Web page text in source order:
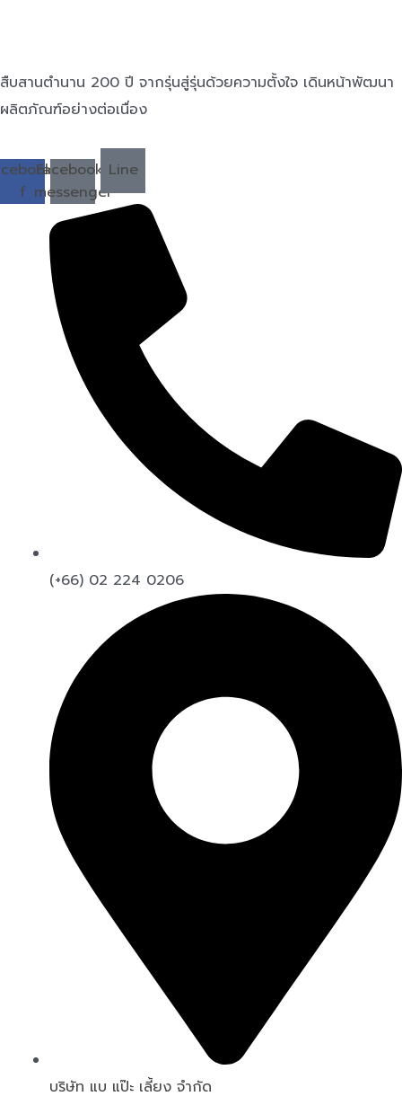
สืบสานตำนาน 200 ปี จากรุ่นสู่รุ่นด้วยความตั้งใจ เดินหน้าพัฒนา
ผลิตภัณฑ์อย่างต่อเนื่อง
f
Facebook-
messenger
Line
(+66) 02 224 0206
บริษัท แบ แป๊ะ เลี้ยง จำกัด